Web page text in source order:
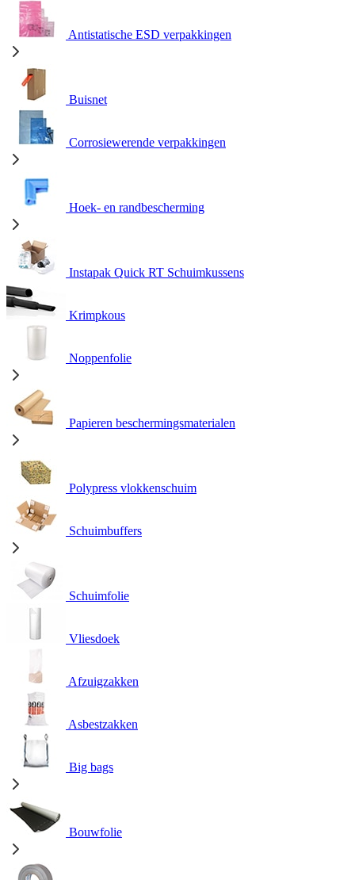
Antistatische ESD verpakkingen
Buisnet
Corrosiewerende verpakkingen
Hoek- en randbescherming
Instapak Quick RT Schuimkussens
Krimpkous
Noppenfolie
Papieren beschermingsmaterialen
Polypress vlokkenschuim
Schuimbuffers
Schuimfolie
Vliesdoek
Afzuigzakken
Asbestzakken
Big bags
Bouwfolie